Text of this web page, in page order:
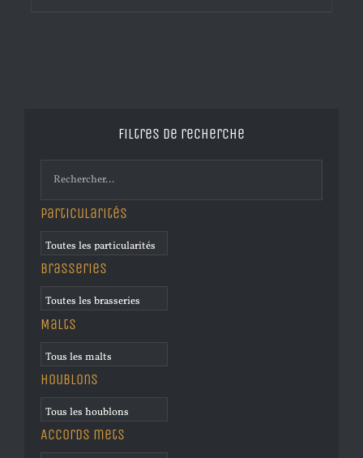
Filtres de recherche
Particularités
Brasseries
Malts
Houblons
Accords mets